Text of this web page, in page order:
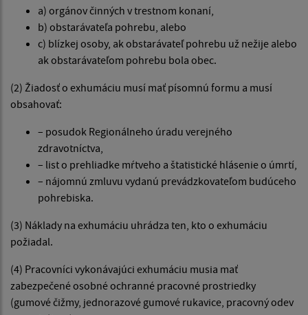
a) orgánov činných v trestnom konaní,
b) obstarávateľa pohrebu, alebo
c) blízkej osoby, ak obstarávateľ pohrebu už nežije alebo
ak obstarávateľom pohrebu bola obec.
(2) Žiadosť o exhumáciu musí mať písomnú formu a musí
obsahovať:
– posudok Regionálneho úradu verejného
zdravotníctva,
– list o prehliadke mŕtveho a štatistické hlásenie o úmrtí,
– nájomnú zmluvu vydanú prevádzkovateľom budúceho
pohrebiska.
(3) Náklady na exhumáciu uhrádza ten, kto o exhumáciu
požiadal.
(4) Pracovníci vykonávajúci exhumáciu musia mať
zabezpečené osobné ochranné pracovné prostriedky
(gumové čižmy, jednorazové gumové rukavice, pracovný odev